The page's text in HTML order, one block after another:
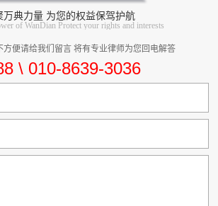
万典力量 为您的权益保驾护航
of WanDian Protect your rights and interests
方便请给我们留言 将有专业律师为您回电解答
\ 010-8639-3036